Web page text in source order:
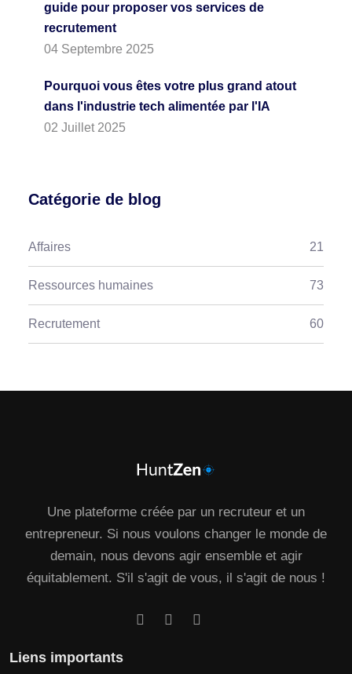
guide pour proposer vos services de
recrutement
04 Septembre 2025
Pourquoi vous êtes votre plus grand atout
dans l'industrie tech alimentée par l'IA
02 Juillet 2025
Catégorie de blog
Affaires 21
Ressources humaines 73
Recrutement 60
Une plateforme créée par un recruteur et un
entrepreneur. Si nous voulons changer le monde de
demain, nous devons agir ensemble et agir
équitablement. S'il s'agit de vous, il s'agit de nous !
Liens importants